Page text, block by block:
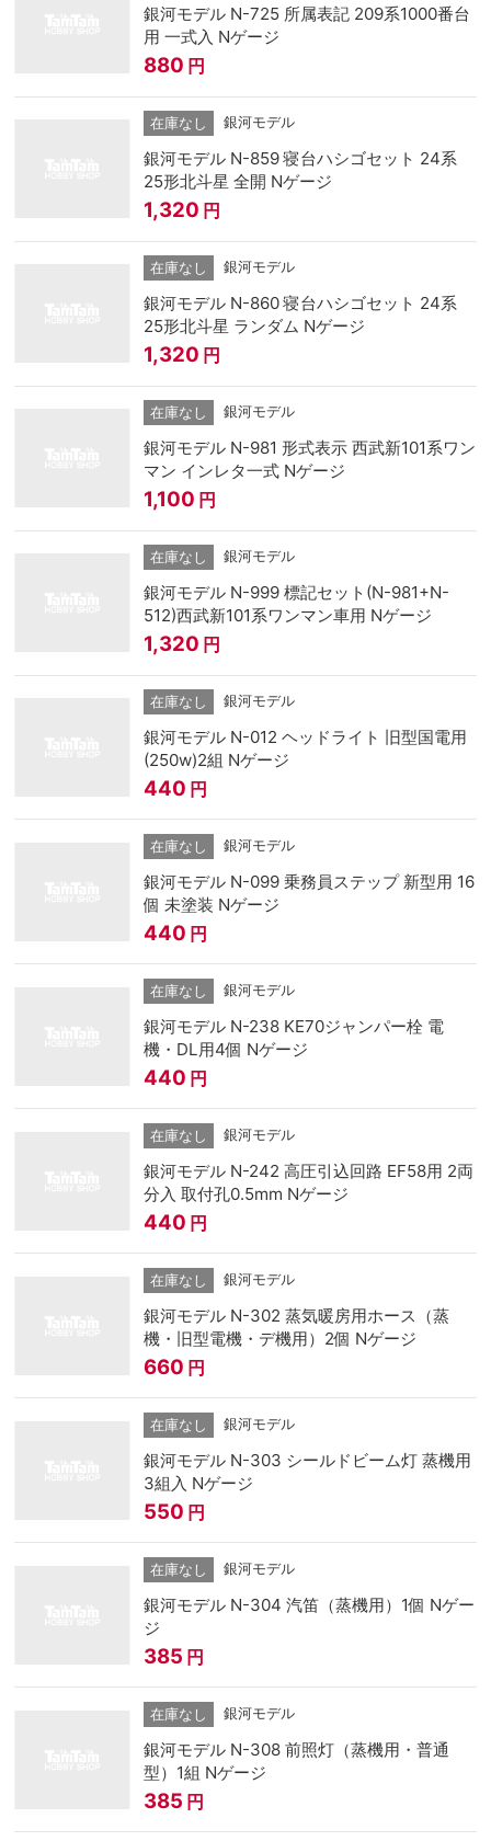
銀河モデル N-725 所属表記 209系1000番台
用 一式入 Nゲージ
880 円
在庫なし 銀河モデル
銀河モデル N-859 寝台ハシゴセット 24系
25形北斗星 全開 Nゲージ
1,320 円
在庫なし 銀河モデル
銀河モデル N-860 寝台ハシゴセット 24系
25形北斗星 ランダム Nゲージ
1,320 円
在庫なし 銀河モデル
銀河モデル N-981 形式表示 西武新101系ワン
マン インレタ一式 Nゲージ
1,100 円
在庫なし 銀河モデル
銀河モデル N-999 標記セット(N-981+N-
512)西武新101系ワンマン車用 Nゲージ
1,320 円
在庫なし 銀河モデル
銀河モデル N-012 ヘッドライト 旧型国電用
(250w)2組 Nゲージ
440 円
在庫なし 銀河モデル
銀河モデル N-099 乗務員ステップ 新型用 16
個 未塗装 Nゲージ
440 円
在庫なし 銀河モデル
銀河モデル N-238 KE70ジャンパー栓 電
機・DL用4個 Nゲージ
440 円
在庫なし 銀河モデル
銀河モデル N-242 高圧引込回路 EF58用 2両
分入 取付孔0.5mm Nゲージ
440 円
在庫なし 銀河モデル
銀河モデル N-302 蒸気暖房用ホース（蒸
機・旧型電機・デ機用）2個 Nゲージ
660 円
在庫なし 銀河モデル
銀河モデル N-303 シールドビーム灯 蒸機用
3組入 Nゲージ
550 円
在庫なし 銀河モデル
銀河モデル N-304 汽笛（蒸機用）1個 Nゲー
ジ
385 円
在庫なし 銀河モデル
銀河モデル N-308 前照灯（蒸機用・普通
型）1組 Nゲージ
385 円